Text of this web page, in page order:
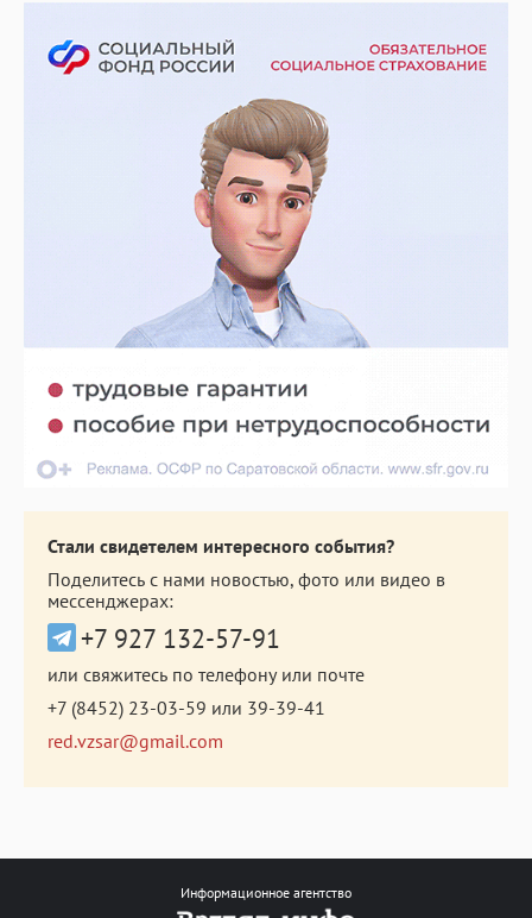
Стали свидетелем интересного события?
Поделитесь с нами новостью, фото или видео в
мессенджерах:
+7 927 132-57-91
или свяжитесь по телефону или почте
+7 (8452) 23-03-59 или 39-39-41
red.vzsar@gmail.com
Информационное агентство